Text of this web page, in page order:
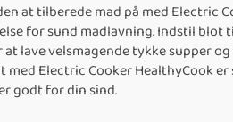
at tilberede mad på med Electric
for sund madlavning. Indstil blot
lave velsmagende tykke supper
med Electric Cooker HealthyCook
godt for din sind.